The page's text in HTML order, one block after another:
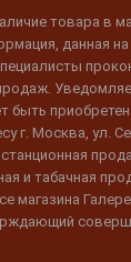
товара в
данная на
быть
г. Москва, ул.
и табачная
магазина